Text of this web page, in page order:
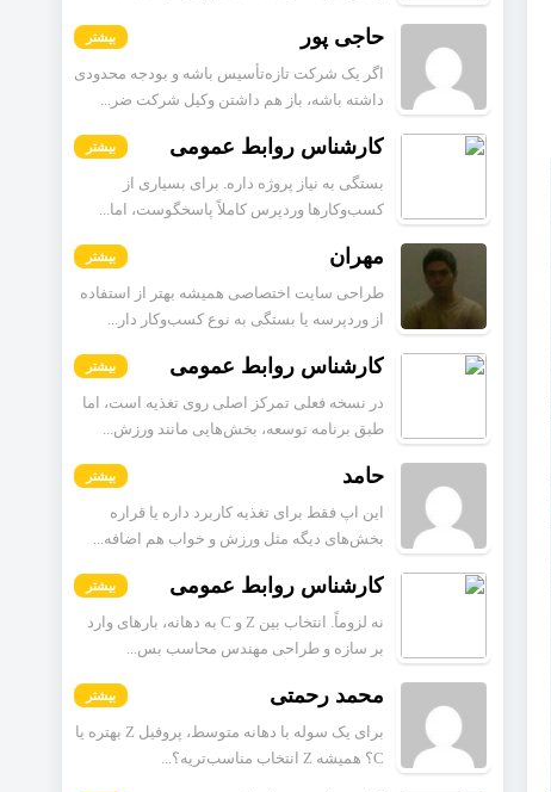
حاجی پور بیشتر
اگر یک شرکت تازه‌تأسیس باشه و بودجه محدودی
داشته باشه، باز هم داشتن وکیل شرکت ضر...
کارشناس روابط عمومی بیشتر
بستگی به نیاز پروژه داره. برای بسیاری از
کسب‌وکارها وردپرس کاملاً پاسخگوست، اما...
مهران بیشتر
طراحی سایت اختصاصی همیشه بهتر از استفاده
از وردپرسه یا بستگی به نوع کسب‌وکار دار...
کارشناس روابط عمومی بیشتر
در نسخه فعلی تمرکز اصلی روی تغذیه است، اما
طبق برنامه توسعه، بخش‌هایی مانند ورزش...
حامد بیشتر
این اپ فقط برای تغذیه کاربرد داره یا قراره
بخش‌های دیگه مثل ورزش و خواب هم اضافه...
کارشناس روابط عمومی بیشتر
نه لزوماً. انتخاب بین Z و C به دهانه، بارهای وارد
بر سازه و طراحی مهندس محاسب بس...
محمد رحمتی بیشتر
برای یک سوله با دهانه متوسط، پروفیل Z بهتره یا
C؟ همیشه Z انتخاب مناسب‌تریه؟...